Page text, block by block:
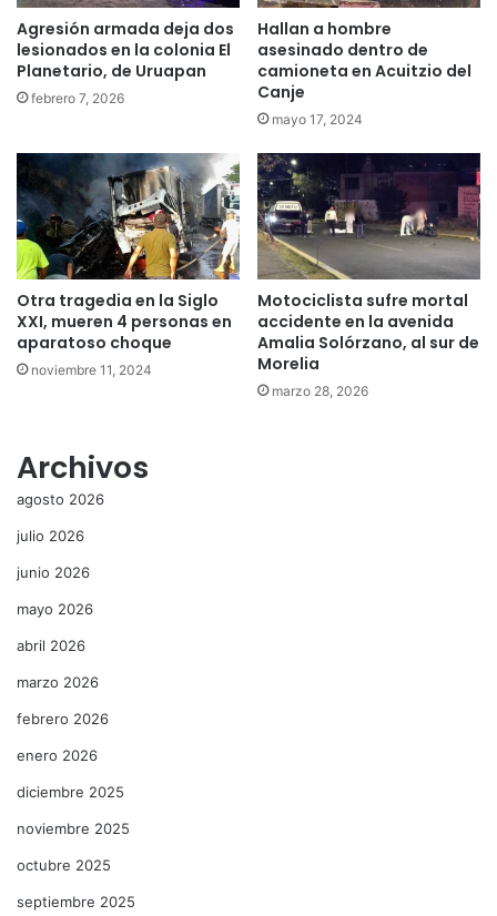
Agresión armada deja dos
lesionados en la colonia El
Planetario, de Uruapan
febrero 7, 2026
Hallan a hombre
asesinado dentro de
camioneta en Acuitzio del
Canje
mayo 17, 2024
Otra tragedia en la Siglo
XXI, mueren 4 personas en
aparatoso choque
noviembre 11, 2024
Motociclista sufre mortal
accidente en la avenida
Amalia Solórzano, al sur de
Morelia
marzo 28, 2026
Archivos
agosto 2026
julio 2026
junio 2026
mayo 2026
abril 2026
marzo 2026
febrero 2026
enero 2026
diciembre 2025
noviembre 2025
octubre 2025
septiembre 2025